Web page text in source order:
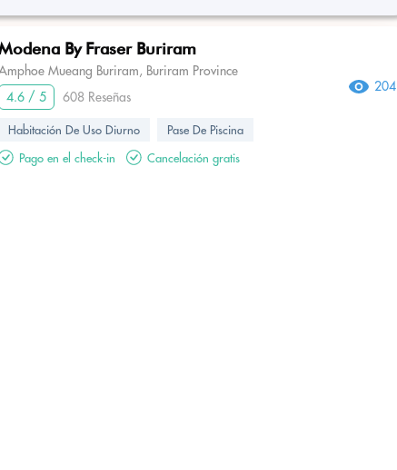
By Fraser Buriram
Mueang Buriram, Buriram Province
4.6 / 5
608 Reseñas
204
Habitación De Uso Diurno
Pase De Piscina
Pago en el check-in
Cancelación gratis